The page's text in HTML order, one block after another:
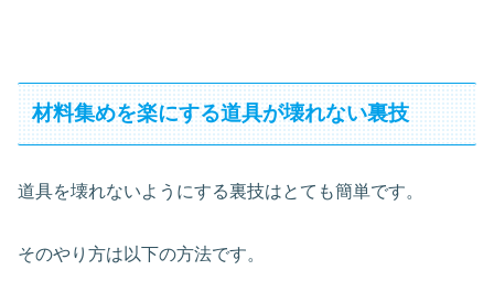
材料集めを楽にする道具が壊れない裏技
道具を壊れないようにする裏技はとても簡単です。
そのやり方は以下の方法です。